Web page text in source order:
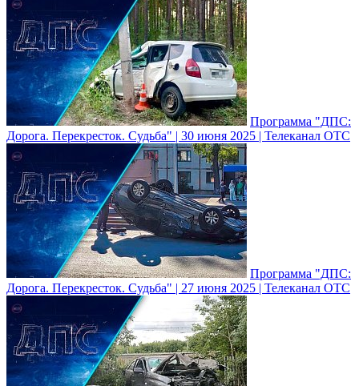
Программа "ДПС:
Дорога. Перекресток. Судьба" | 30 июня 2025 | Телеканал ОТС
Программа "ДПС:
Дорога. Перекресток. Судьба" | 27 июня 2025 | Телеканал ОТС